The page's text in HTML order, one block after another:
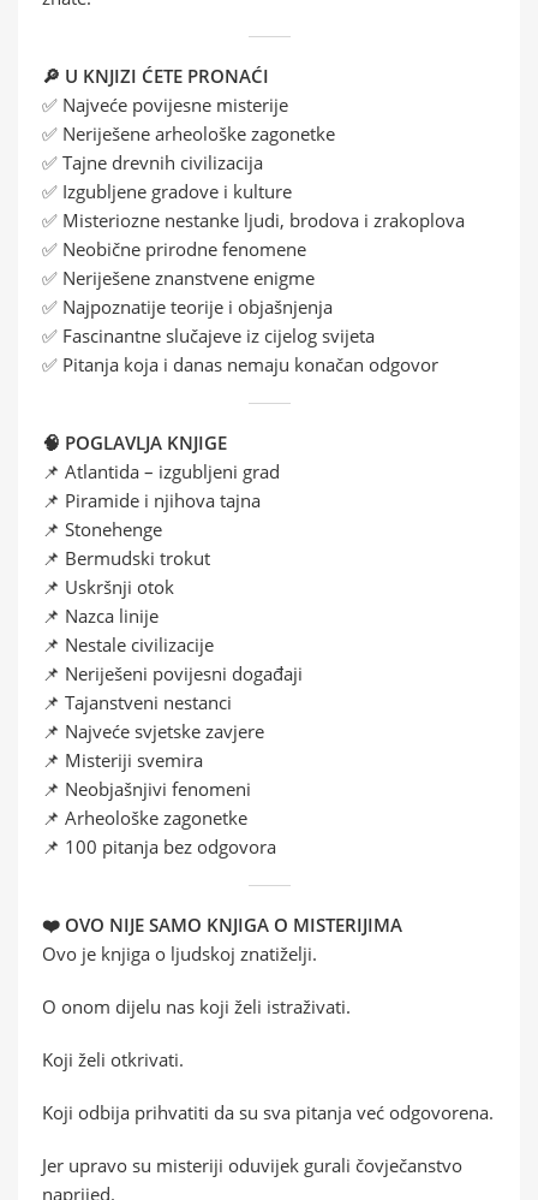
🔎 U KNJIZI ĆETE PRONAĆI
✅ Najveće povijesne misterije
✅ Neriješene arheološke zagonetke
✅ Tajne drevnih civilizacija
✅ Izgubljene gradove i kulture
✅ Misteriozne nestanke ljudi, brodova i zrakoplova
✅ Neobične prirodne fenomene
✅ Neriješene znanstvene enigme
✅ Najpoznatije teorije i objašnjenja
✅ Fascinantne slučajeve iz cijelog svijeta
✅ Pitanja koja i danas nemaju konačan odgovor
🧠 POGLAVLJA KNJIGE
📌 Atlantida – izgubljeni grad
📌 Piramide i njihova tajna
📌 Stonehenge
📌 Bermudski trokut
📌 Uskršnji otok
📌 Nazca linije
📌 Nestale civilizacije
📌 Neriješeni povijesni događaji
📌 Tajanstveni nestanci
📌 Najveće svjetske zavjere
📌 Misteriji svemira
📌 Neobjašnjivi fenomeni
📌 Arheološke zagonetke
📌 100 pitanja bez odgovora
❤️ OVO NIJE SAMO KNJIGA O MISTERIJIMA
Ovo je knjiga o ljudskoj znatiželji.
O onom dijelu nas koji želi istraživati.
Koji želi otkrivati.
Koji odbija prihvatiti da su sva pitanja već odgovorena.
Jer upravo su misteriji oduvijek gurali čovječanstvo
naprijed.